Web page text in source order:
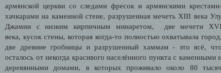
армянской церкви со следами фресок и армянскими
хачкарами на каменной стене, разрушенная мечеть XIII века
Джамии с низким кирпичным минаретом, две мечети
века, кусок стены, которая когда-то полностью охватывала
две древние гробницы и разрушенный хаммам - это всё,
осталось от некогда красивого населённого пункта с каменными
деревянными домами, в которых проживало около 80